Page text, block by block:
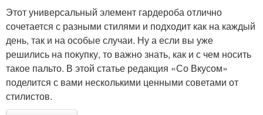
Этот универсальный элемент гардероба отлично
сочетается с разными стилями и подходит как на каждый
день, так и на особые случаи. Ну а если вы уже
решились на покупку, то важно знать, как и с чем носить
такое пальто. В этой статье редакция «Со Вкусом»
поделится с вами несколькими ценными советами от
стилистов.